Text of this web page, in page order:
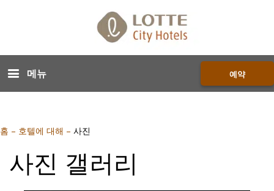
메뉴 예약
홈 – 호텔에 대해 – 사진
사진 갤러리